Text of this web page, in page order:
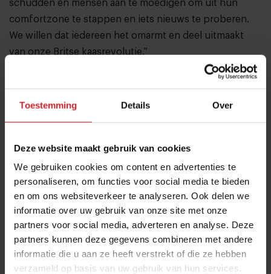
Toestemming Details Over
Deze website maakt gebruik van cookies
We gebruiken cookies om content en advertenties te
personaliseren, om functies voor social media te bieden
en om ons websiteverkeer te analyseren. Ook delen we
informatie over uw gebruik van onze site met onze
partners voor social media, adverteren en analyse. Deze
partners kunnen deze gegevens combineren met andere
informatie die u aan ze heeft verstrekt of die ze hebben
verzameld op basis van uw gebruik van hun services.
schudden en mensen aan te moedigen om uit hun
comfortzone te stappen en iets nieuws te proberen.
We willen dat iedereen het omarmt en deel uitmaakt
van onze Britse kaasrevolutie.”